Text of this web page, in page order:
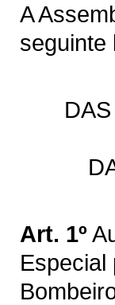
A
seguinte
Art. 1º
Especial